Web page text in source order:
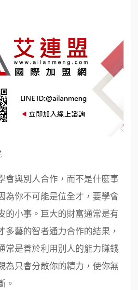
會與別人合作，而不是什麼事
為你不可能是位全才，要學會
的小事。巨大的財富通常是有
多藝的智者通力合作的結果，
常是善於利用別人的能力賺錢
為只會分散你的精力，使你無
。